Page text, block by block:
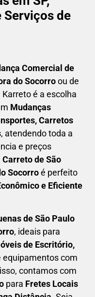
Serviços de
Comercial de
do Socorroou de
Karreto é a escolha
Mudanças
Carretos
, atendendo toda a
e preços
Carretode São
Socorroé perfeito
e Eficiente
de São Paulo
, ideais para
de Escritório,
equipamentos com
contamos com
para Fretes Locais